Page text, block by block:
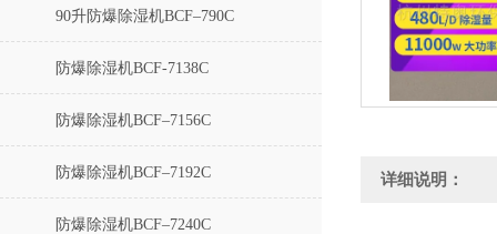
90升防爆除湿机BCF–790C
防爆除湿机BCF-7138C
防爆除湿机BCF–7156C
防爆除湿机BCF–7192C
防爆除湿机BCF–7240C
详细说明：